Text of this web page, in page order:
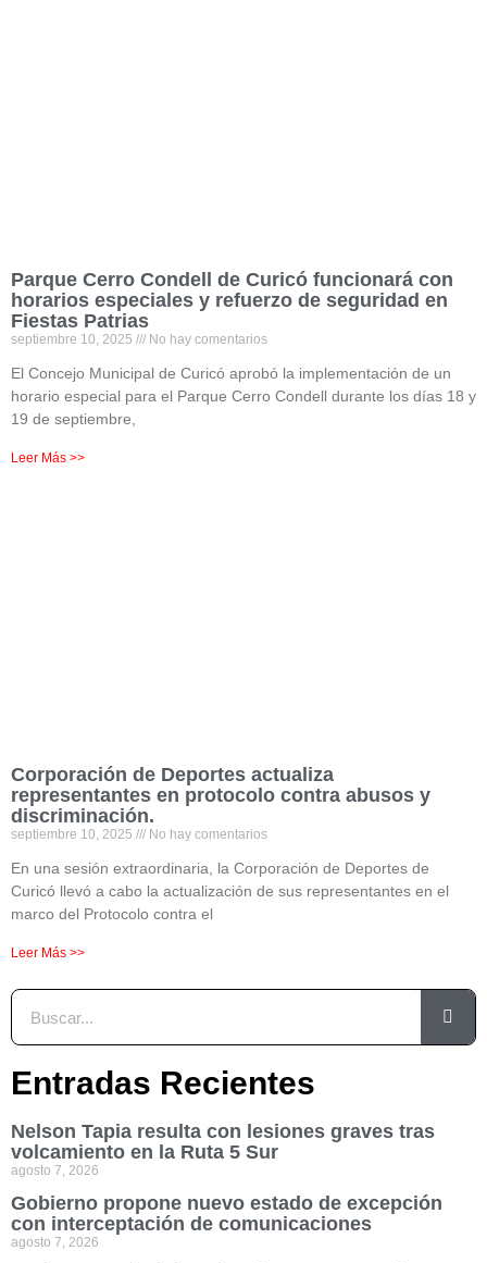
Parque Cerro Condell de Curicó funcionará con
horarios especiales y refuerzo de seguridad en
Fiestas Patrias
septiembre 10, 2025 No hay comentarios
El Concejo Municipal de Curicó aprobó la implementación de un
horario especial para el Parque Cerro Condell durante los días 18 y
19 de septiembre,
Leer Más >>
Corporación de Deportes actualiza
representantes en protocolo contra abusos y
discriminación.
septiembre 10, 2025 No hay comentarios
En una sesión extraordinaria, la Corporación de Deportes de
Curicó llevó a cabo la actualización de sus representantes en el
marco del Protocolo contra el
Leer Más >>
Entradas Recientes
Nelson Tapia resulta con lesiones graves tras
volcamiento en la Ruta 5 Sur
agosto 7, 2026
Gobierno propone nuevo estado de excepción
con interceptación de comunicaciones
agosto 7, 2026